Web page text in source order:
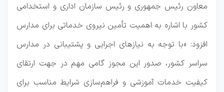
معاون رئیس جمهوری و رئیس سازمان اداری و استخدامی
کشور با اشاره به اهمیت تأمین نیروی خدماتی برای مدارس
افزود: «با توجه به نیازهای اجرایی و پشتیبانی در مدارس
سراسر کشور، صدور این مجوز گامی مهم در جهت ارتقای
کیفیت خدمات آموزشی و فراهم‌سازی شرایط مناسب برای